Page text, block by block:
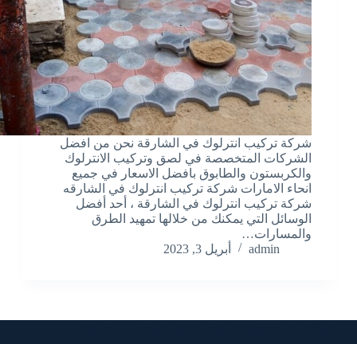
شركة تركيب انترلوك في الشارقة نحن من افضل
الشركات المتخصصة في لصق وتركيب الانترلوك
والكربستون والطابوق بافضل الاسعار في جميع
انحاء الامارات شركة تركيب انترلوك في الشارقه
شركة تركيب انترلوك في الشارقة ، أحد أفضل
الوسائل التي يمكنك من خلالها تمهيد الطرق
والمسارات…
admin
أبريل 3, 2023